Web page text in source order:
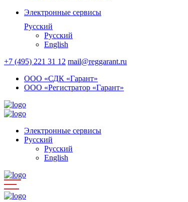
Электронные сервисы
Русский
Русский
English
+7 (495) 221 31 12 mail@reggarant.ru
ООО «СДК «Гарант»
ООО «Регистратор «Гарант»
Электронные сервисы
Русский
Русский
English